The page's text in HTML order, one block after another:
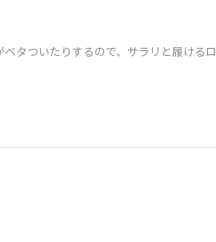
タついたりするので、サラリと履ける